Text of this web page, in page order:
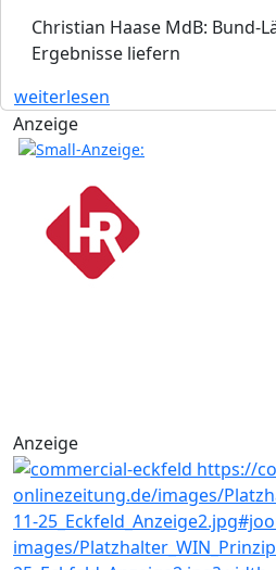
Christian Haase MdB: Bund-
Ergebnisse liefern
weiterlesen
Anzeige
Anzeige